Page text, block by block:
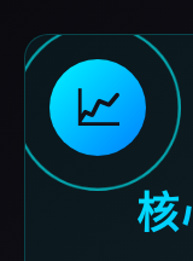
📈
核